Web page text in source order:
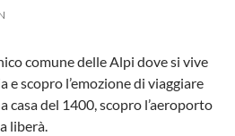
comune delle Alpi dove si vive
e scopro l’emozione di viaggiare
casa del 1400, scopro l’aeroporto
liberà.